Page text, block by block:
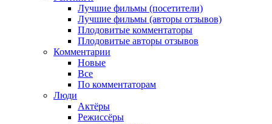
Лучшие фильмы (посетители)
Лучшие фильмы (авторы отзывов)
Плодовитые комментаторы
Плодовитые авторы отзывов
Комментарии
Новые
Все
По комментаторам
Люди
Актёры
Режиссёры